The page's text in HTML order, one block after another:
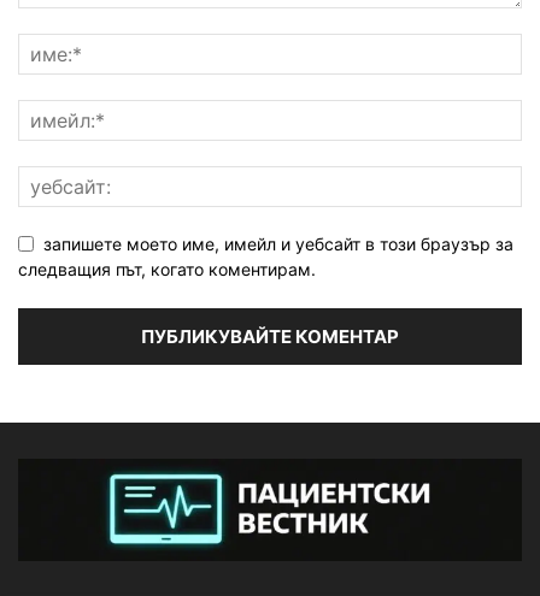
запишете моето име, имейл и уебсайт в този браузър за
следващия път, когато коментирам.